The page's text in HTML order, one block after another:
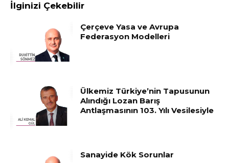
İlginizi Çekebilir
Çerçeve Yasa ve Avrupa
Federasyon Modelleri
Ülkemiz Türkiye’nin Tapusunun
Alındığı Lozan Barış
Antlaşmasının 103. Yılı Vesilesiyle
Sanayide Kök Sorunlar